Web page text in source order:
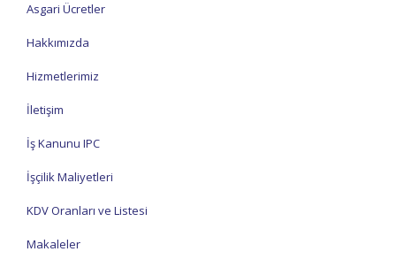
Asgari Ücretler
Hakkımızda
Hizmetlerimiz
İletişim
İş Kanunu IPC
İşçilik Maliyetleri
KDV Oranları ve Listesi
Makaleler